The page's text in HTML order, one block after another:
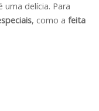
uma delícia. Para
, como a feita